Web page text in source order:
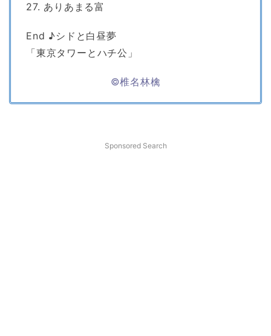
27. ありあまる富
End ♪シドと白昼夢
「東京タワーとハチ公」
©椎名林檎
Sponsored Search